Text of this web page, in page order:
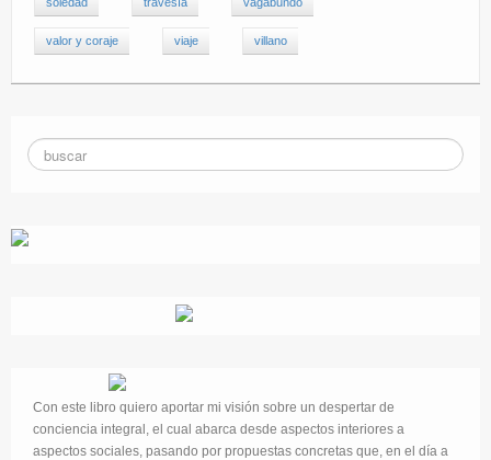
valor y coraje viaje villano
Con este libro quiero aportar mi visión sobre un despertar de
conciencia integral, el cual abarca desde aspectos interiores a
aspectos sociales, pasando por propuestas concretas que, en el día a